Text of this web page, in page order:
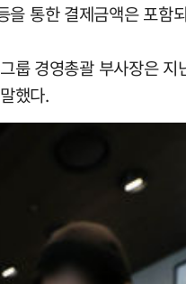
통한 결제금액은 포함
경영총괄 부사장은
했다.